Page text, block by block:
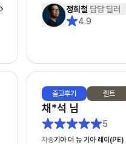
을 재송부받기까지
또한 다른 옵션을 요
해주셨습니다.
그래서 정희철 딜러님
출고까지 모든 일들이
어떤 딜러님께서 '10
고객은 5개월째 대기
정희철 담당 딜러
4.9
출고후기 렌트
채*석 님
5
차종기아 더 뉴 기아 레이(PE)